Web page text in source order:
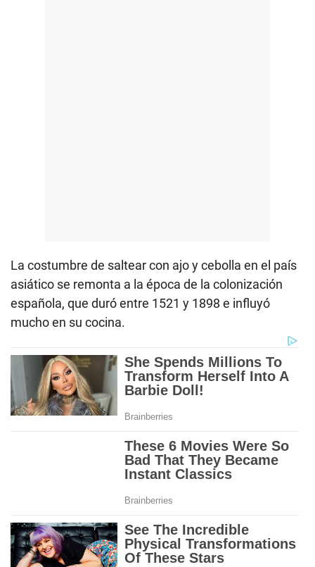
La costumbre de saltear con ajo y cebolla en el país
asiático se remonta a la época de la colonización
española, que duró entre 1521 y 1898 e influyó
mucho en su cocina.